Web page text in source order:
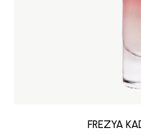
FREZYA